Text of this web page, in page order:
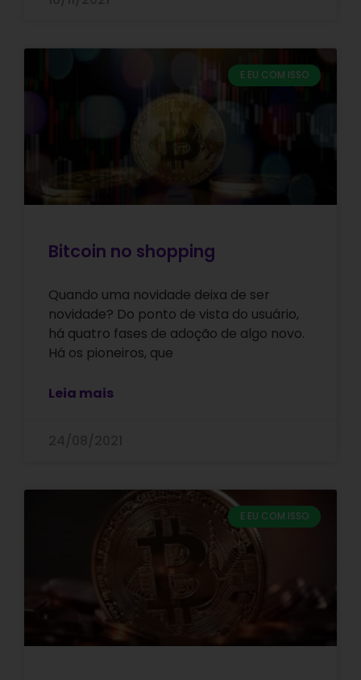
E EU COM ISSO
Bitcoin no shopping
Quando uma novidade deixa de ser
novidade? Do ponto de vista do usuário,
há quatro fases de adoção de algo novo.
Há os pioneiros, que
Leia mais
E EU COM ISSO